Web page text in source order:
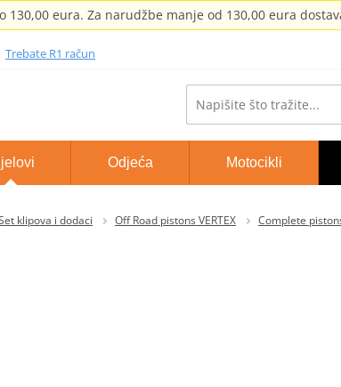
130,00 eura. Za narudžbe manje od 130,00 eura
Trebate R1 račun
Odjeća Motocikli
klipova i dodaci Off Road pistons VERTEX Complete